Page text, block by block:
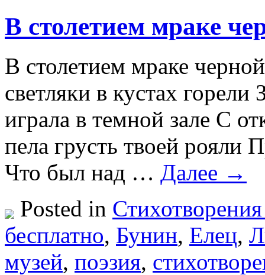
В столетием мраке
В столетием мраке
светляки в кустах
играла в темной зале С
пела грусть твоей
Что был над … Далее →
Posted in
бесплатно, Бунин, Елец,
музей, поэзия,